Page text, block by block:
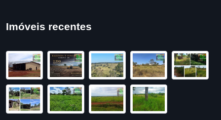
Imóveis recentes